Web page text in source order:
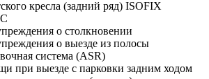
кресла (задний ряд) ISOFIX
о столкновении
о выезде из полосы
система (ASR)
при выезде с парковки задним ходом